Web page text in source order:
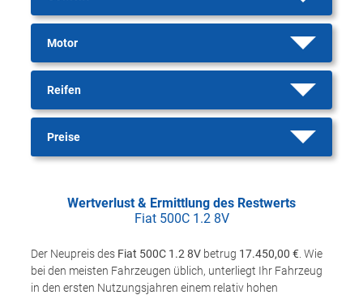
Motor
Reifen
Preise
Wertverlust & Ermittlung des Restwerts
Fiat 500C 1.2 8V
Der Neupreis des Fiat 500C 1.2 8V betrug 17.450,00 € . Wie
bei den meisten Fahrzeugen üblich, unterliegt Ihr Fahrzeug
in den ersten Nutzungsjahren einem relativ hohen